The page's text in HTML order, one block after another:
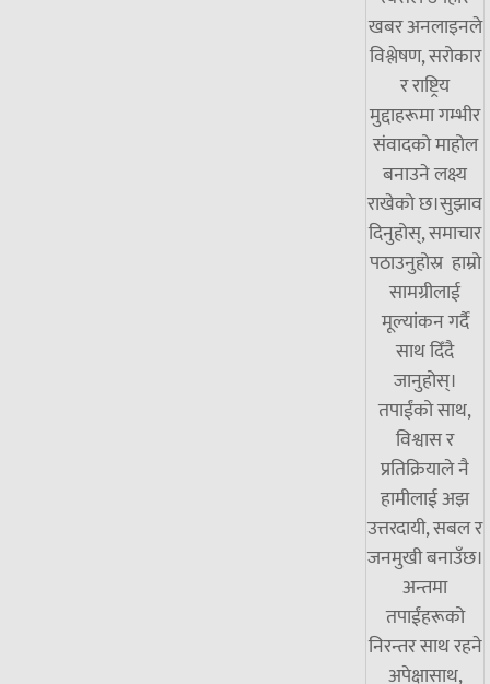
खबर अनलाइनले
विश्लेषण, सरोकार
र राष्ट्रिय
मुद्दाहरूमा गम्भीर
संवादको माहोल
बनाउने लक्ष्य
राखेको छ।सुझाव
दिनुहोस्, समाचार
पठाउनुहोस्र हाम्रो
सामग्रीलाई
मूल्यांकन गर्दै
साथ दिँदै
जानुहोस्।
तपाईंको साथ,
विश्वास र
प्रतिक्रियाले नै
हामीलाई अझ
उत्तरदायी, सबल र
जनमुखी बनाउँछ।
अन्तमा
तपाईंहरूको
निरन्तर साथ रहने
अपेक्षासाथ,